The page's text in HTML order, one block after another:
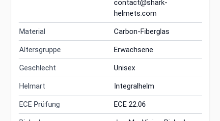
contact@shark-
helmets.com
Material Carbon-Fiberglas
Altersgruppe Erwachsene
Geschlecht Unisex
Helmart Integralhelm
ECE Prüfung ECE 22.06